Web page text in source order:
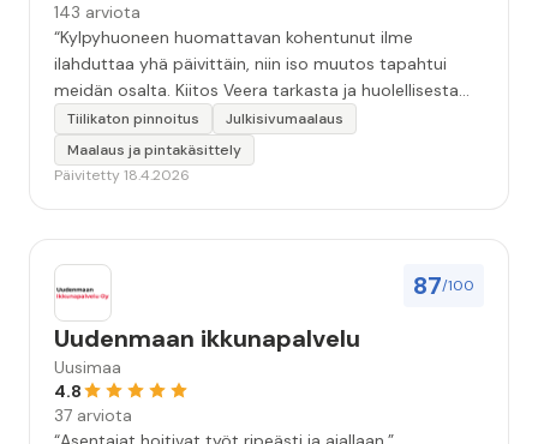
143 arviota
“Kylpyhuoneen huomattavan kohentunut ilme
ilahduttaa yhä päivittäin, niin iso muutos tapahtui
meidän osalta. Kiitos Veera tarkasta ja huolellisesta
työstä, sekä ystävällisestä palvelusta!”
Tiilikaton pinnoitus
Julkisivumaalaus
Maalaus ja pintakäsittely
Päivitetty 18.4.2026
87/100
Uudenmaan ikkunapalvelu
Uusimaa
4.8
37 arviota